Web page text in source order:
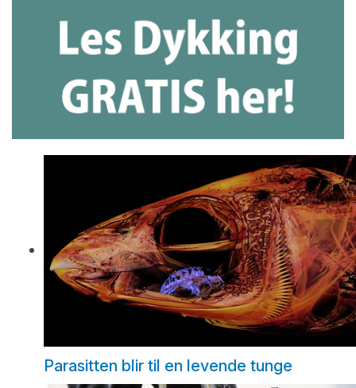
Parasitten blir til en levende tunge